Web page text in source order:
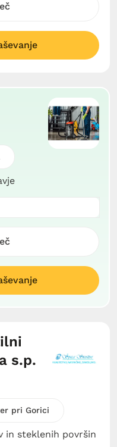
s.p.
in steklenih površin
pri Gorici